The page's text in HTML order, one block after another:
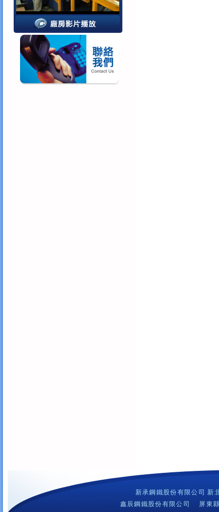
新承鋼鐵股份有限公司
鑫辰鋼鐵股份有限公司 屏東